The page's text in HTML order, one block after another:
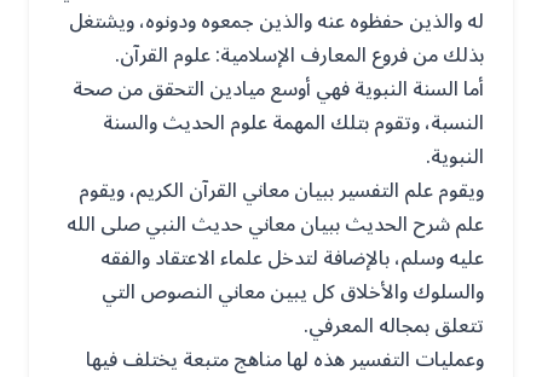
له والذين حفظوه عنه والذين جمعوه ودونوه، ويشتغل
بذلك من فروع المعارف الإسلامية: علوم القرآن.
أما السنة النبوية فهي أوسع ميادين التحقق من صحة
النسبة، وتقوم بتلك المهمة علوم الحديث والسنة
النبوية.
ويقوم علم التفسير ببيان معاني القرآن الكريم، ويقوم
علم شرح الحديث ببيان معاني حديث النبي صلى الله
عليه وسلم، بالإضافة لتدخل علماء الاعتقاد والفقه
والسلوك والأخلاق كل يبين معاني النصوص التي
تتعلق بمجاله المعرفي.
وعمليات التفسير هذه لها مناهج متبعة يختلف فيها